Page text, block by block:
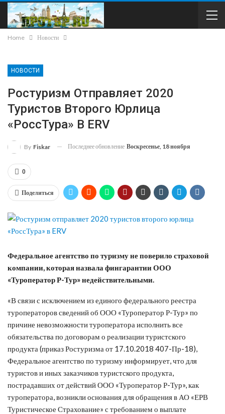
Home Новости
НОВОСТИ
Ростуризм Отправляет 2020
Туристов Второго Юрлица
«РоссТура» В ERV
By Fiskar Последнее обновление Воскресенье, 18 ноября
0
Поделиться
Федеральное агентство по туризму не поверило страховой
компании, которая назвала фингарантии ООО
«Туроператор Р-Тур» недействительными.
«В связи с исключением из единого федерального реестра
туроператоров сведений об ООО «Туроператор Р-Тур» по
причине невозможности туроператора исполнить все
обязательства по договорам о реализации туристского
продукта (приказ Ростуризма от 17.10.2018 407-Пр-18),
Федеральное агентство по туризму информирует, что для
туристов и иных заказчиков туристского продукта,
пострадавших от действий ООО «Туроператор Р-Тур», как
туроператора, возникли основания для обращения в АО «ЕРВ
Туристическое Страхование» с требованием о выплате